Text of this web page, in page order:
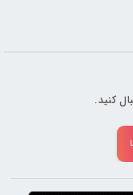
کنید.